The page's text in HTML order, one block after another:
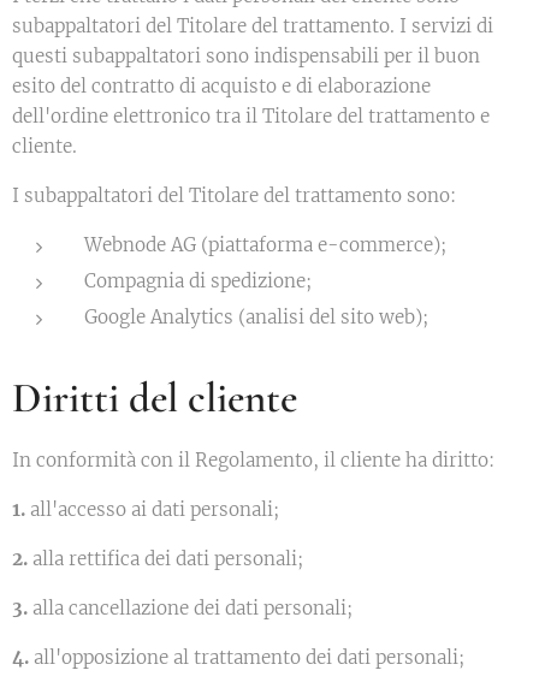
subappaltatori del Titolare del trattamento. I servizi di
questi subappaltatori sono indispensabili per il buon
esito del contratto di acquisto e di elaborazione
dell'ordine elettronico tra il Titolare del trattamento e
cliente.
I subappaltatori del Titolare del trattamento sono:
Webnode AG (piattaforma e-commerce);
Compagnia di spedizione;
Google Analytics (analisi del sito web);
Diritti del cliente
In conformità con il Regolamento, il cliente ha diritto:
1. all'accesso ai dati personali;
2. alla rettifica dei dati personali;
3. alla cancellazione dei dati personali;
4. all'opposizione al trattamento dei dati personali;